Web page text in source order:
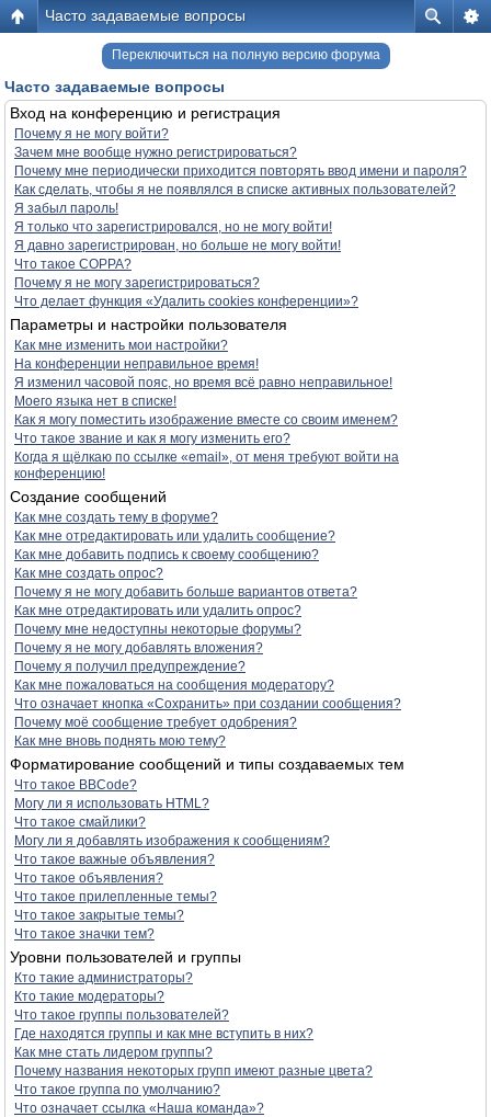
Часто задаваемые вопросы
Переключиться на полную версию форума
Часто задаваемые вопросы
Вход на конференцию и регистрация
Почему я не могу войти?
Зачем мне вообще нужно регистрироваться?
Почему мне периодически приходится повторять ввод имени и пароля?
Как сделать, чтобы я не появлялся в списке активных пользователей?
Я забыл пароль!
Я только что зарегистрировался, но не могу войти!
Я давно зарегистрирован, но больше не могу войти!
Что такое COPPA?
Почему я не могу зарегистрироваться?
Что делает функция «Удалить cookies конференции»?
Параметры и настройки пользователя
Как мне изменить мои настройки?
На конференции неправильное время!
Я изменил часовой пояс, но время всё равно неправильное!
Моего языка нет в списке!
Как я могу поместить изображение вместе со своим именем?
Что такое звание и как я могу изменить его?
Когда я щёлкаю по ссылке «email», от меня требуют войти на
конференцию!
Создание сообщений
Как мне создать тему в форуме?
Как мне отредактировать или удалить сообщение?
Как мне добавить подпись к своему сообщению?
Как мне создать опрос?
Почему я не могу добавить больше вариантов ответа?
Как мне отредактировать или удалить опрос?
Почему мне недоступны некоторые форумы?
Почему я не могу добавлять вложения?
Почему я получил предупреждение?
Как мне пожаловаться на сообщения модератору?
Что означает кнопка «Сохранить» при создании сообщения?
Почему моё сообщение требует одобрения?
Как мне вновь поднять мою тему?
Форматирование сообщений и типы создаваемых тем
Что такое BBCode?
Могу ли я использовать HTML?
Что такое смайлики?
Могу ли я добавлять изображения к сообщениям?
Что такое важные объявления?
Что такое объявления?
Что такое прилепленные темы?
Что такое закрытые темы?
Что такое значки тем?
Уровни пользователей и группы
Кто такие администраторы?
Кто такие модераторы?
Что такое группы пользователей?
Где находятся группы и как мне вступить в них?
Как мне стать лидером группы?
Почему названия некоторых групп имеют разные цвета?
Что такое группа по умолчанию?
Что означает ссылка «Наша команда»?